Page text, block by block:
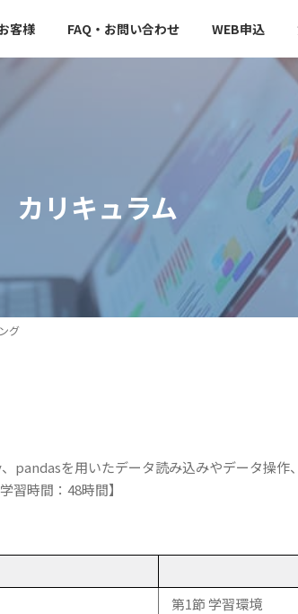
客様 FAQ・お問い合わせ WEB申込
カリキュラム
グ
pandasを用いたデータ読み込みやデータ操
習時間：48時間】
第1節 学習環境